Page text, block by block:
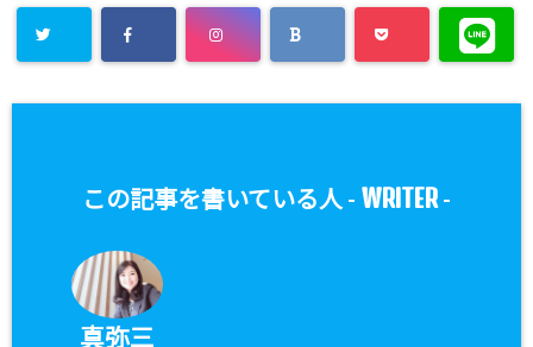
この記事を書いている人 - WRITER-
真弥三